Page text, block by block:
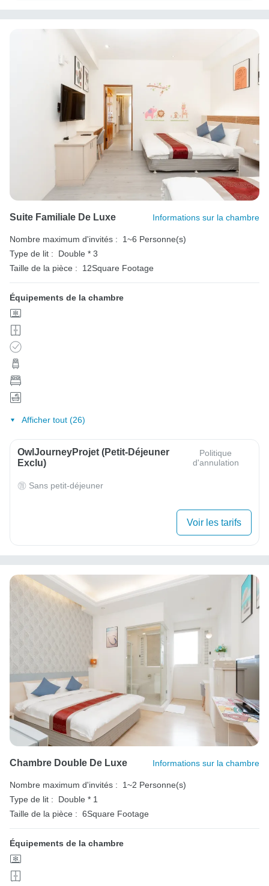
Suite Familiale De Luxe Informations sur la chambre
Nombre maximum d'invités :
1~6 Personne(s)
Type de lit :
Double * 3
Taille de la pièce :
12Square Footage
Équipements de la chambre
Afficher tout (26)
OwlJourneyProjet (petit-Déjeuner
Exclu)
Politique
d'annulation
Sans petit-déjeuner
Voir les tarifs
Chambre Double De Luxe Informations sur la chambre
Nombre maximum d'invités :
1~2 Personne(s)
Type de lit :
Double * 1
Taille de la pièce : 6Square Footage
Équipements de la chambre